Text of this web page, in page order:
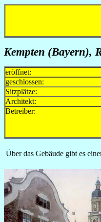
Kempten (Bayern),
eröffnet:
geschlossen:
Sitzplätze:
Architekt:
Betreiber:
Über das Gebäude gibt es